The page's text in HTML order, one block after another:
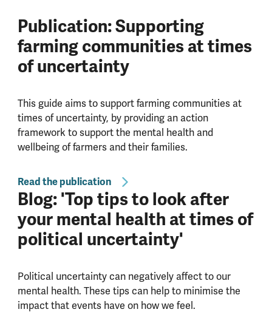
Publication: Supporting
farming communities at times
of uncertainty
This guide aims to support farming communities at
times of uncertainty, by providing an action
framework to support the mental health and
wellbeing of farmers and their families.
Read the publication
Blog: 'Top tips to look after
your mental health at times of
political uncertainty'
Political uncertainty can negatively affect to our
mental health. These tips can help to minimise the
impact that events have on how we feel.